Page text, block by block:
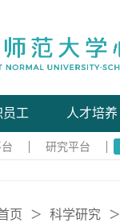
员工 人才培养
研究平台
页 ＞ 科学研究 ＞